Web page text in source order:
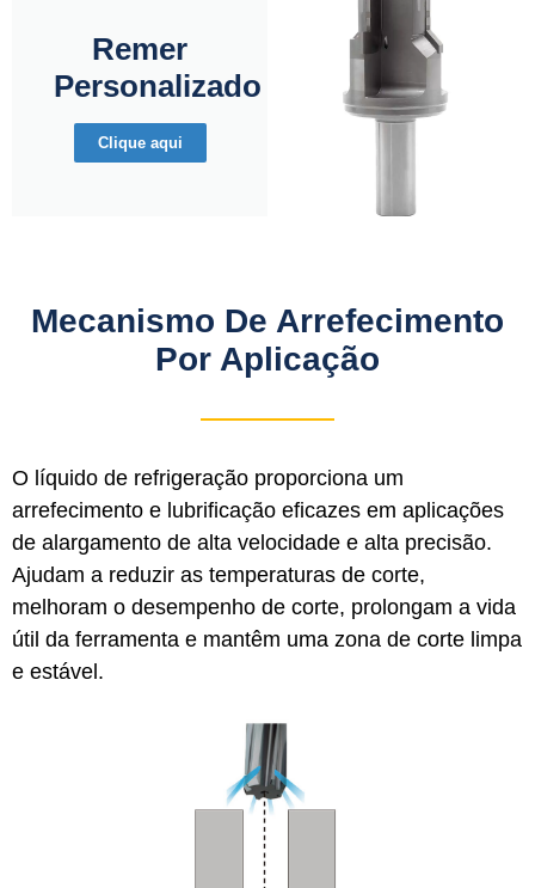
Remer
Personalizado
Clique aqui
Mecanismo De Arrefecimento
Por Aplicação
O líquido de refrigeração proporciona um
arrefecimento e lubrificação eficazes em aplicações
de alargamento de alta velocidade e alta precisão.
Ajudam a reduzir as temperaturas de corte,
melhoram o desempenho de corte, prolongam a vida
útil da ferramenta e mantêm uma zona de corte limpa
e estável.